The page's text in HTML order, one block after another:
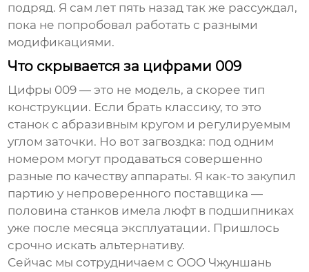
подряд. Я сам лет пять назад так же рассуждал,
пока не попробовал работать с разными
модификациями.
Что скрывается за цифрами 009
Цифры 009 — это не модель, а скорее тип
конструкции. Если брать классику, то это
станок с абразивным кругом и регулируемым
углом заточки. Но вот загвоздка: под одним
номером могут продаваться совершенно
разные по качеству аппараты. Я как-то закупил
партию у непроверенного поставщика —
половина станков имела люфт в подшипниках
уже после месяца эксплуатации. Пришлось
срочно искать альтернативу.
Сейчас мы сотрудничаем с ООО Чжуншань